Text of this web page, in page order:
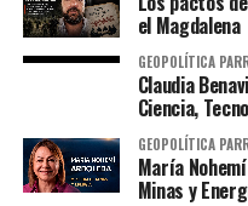
el Magdalena
GEOPOLÍTICA
Claudia
Ciencia,
GEOPOLÍTICA
María
Minas y